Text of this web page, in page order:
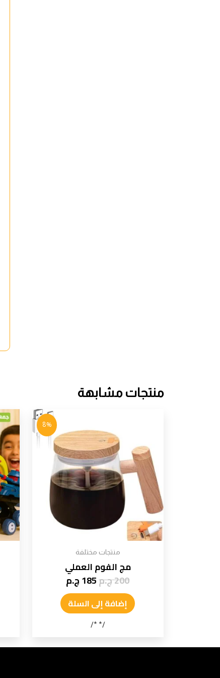
منتجات مشابهة
8%
منتجات مختلفة
مج الفوم العملي
200ج.م185ج.م
إضافة إلى السلة
/* */